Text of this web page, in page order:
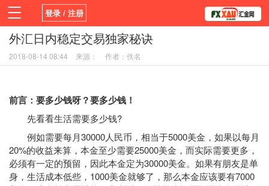
登录 / 注册
首页 活动 新闻
外汇日内稳定交易独家秘诀
2018-08-14 08:44 来源： 作者：佚名
前言：要多少钱呀？要多少钱！
先看看生活需要多少钱?
例如需要每月30000人民币，相当于5000美金，如果以每月
20%的收益来算，本金至少需要25000美金，而实际需要更多，
必须有一定的预留，因此本金定为30000美金。如果有朋友是单
身，生活成本低些，1000美金就够了，那么本金应该要有7000